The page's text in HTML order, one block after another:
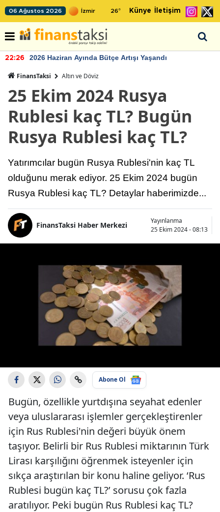
06 Ağustos 2026 26° Künye İletişim
22:26 2026 Haziran Ayında Bütçe Artışı Yaşandı
FinansTaksi Altın ve Döviz
25 Ekim 2024 Rusya
Rublesi kaç TL? Bugün
Rusya Rublesi kaç TL?
Yatırımcılar bugün Rusya Rublesi'nin kaç TL
olduğunu merak ediyor. 25 Ekim 2024 bugün
Rusya Rublesi kaç TL? Detaylar haberimizde...
FinansTaksi Haber Merkezi
Yayınlanma
25 Ekim 2024 - 08:13
Abone Ol
Bugün, özellikle yurtdışına seyahat edenler
veya uluslararası işlemler gerçekleştirenler
için Rus Rublesi'nin değeri büyük önem
taşıyor. Belirli bir Rus Rublesi miktarının Türk
Lirası karşılığını öğrenmek isteyenler için
sıkça araştırılan bir konu haline geliyor. ‘Rus
Rublesi bugün kaç TL?’ sorusu çok fazla
aratılıyor. Peki bugün Rus Rublesi kaç TL?